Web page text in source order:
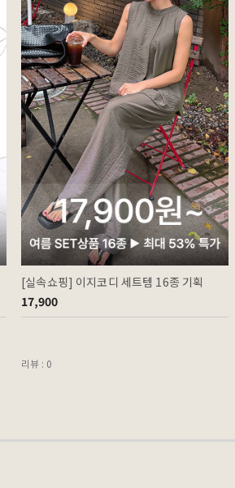
[실속쇼핑] 이지코디 세트템 16종 기획
17,900
리뷰 : 0